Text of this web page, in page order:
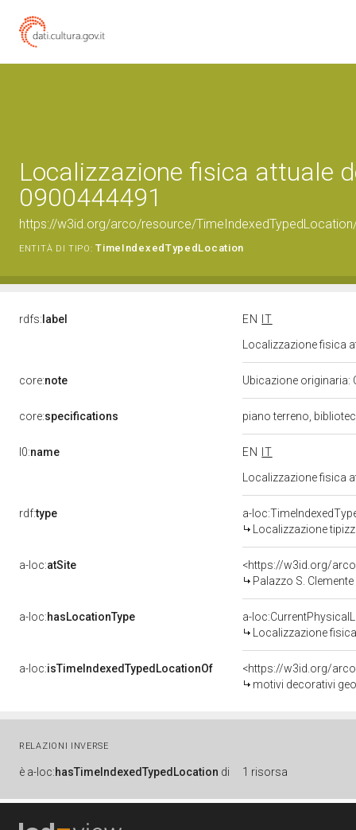
Localizzazione fisica attuale
0900444491
https://w3id.org/arco/resource/
ENTITÀ DI TIPO: TimeIndexedTypedLocation
rdfs: label EN
IT
Localizzazione fisica
core:note Ubicazione originaria:
core:specifications piano terreno,
l0:name EN
IT
Localizzazione fisica
rdf:type
a-
Localizzazione
a-loc:atSite
<https://w3id.org/
Palazzo S.
a-loc:hasLocationType
a-
Localizzazione
a-loc:isTimeIndexedTypedLocationOf
<https://w3id.org/
motivi decorativi
RELAZIONI INVERSE
è a-loc:hasTimeIndexedTypedLocation di 1 risorsa